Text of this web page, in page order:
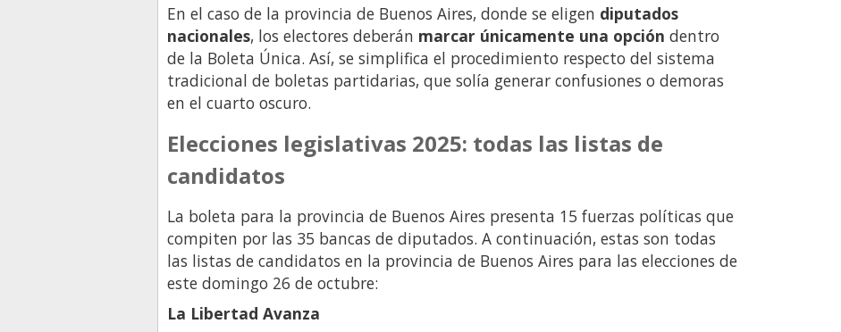
En el caso de la provincia de Buenos Aires, donde se eligen diputados
nacionales, los electores deberán marcar únicamente una opción dentro
de la Boleta Única. Así, se simplifica el procedimiento respecto del sistema
tradicional de boletas partidarias, que solía generar confusiones o demoras
en el cuarto oscuro.
Elecciones legislativas 2025: todas las listas de
candidatos
La boleta para la provincia de Buenos Aires presenta 15 fuerzas políticas que
compiten por las 35 bancas de diputados. A continuación, estas son todas
las listas de candidatos en la provincia de Buenos Aires para las elecciones de
este domingo 26 de octubre:
La Libertad Avanza